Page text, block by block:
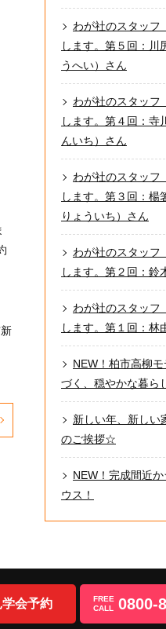
わが社のスタッフ
します。第５回：川
うへい）さん
わが社のスタッフ
します。第４回：寺
んいち）さん
わが社のスタッフ
します。第３回：楊
りょういち）さん
わが社のスタッフ
します。第２回：鈴
わが社のスタッフ
します。第１回：林
NEW！柏市高柳
づく、穏やかな暮ら
新しい年、新しい
のご挨拶☆
NEW！完成間近
ウス！
学会予約
FREE
CALL
0800-